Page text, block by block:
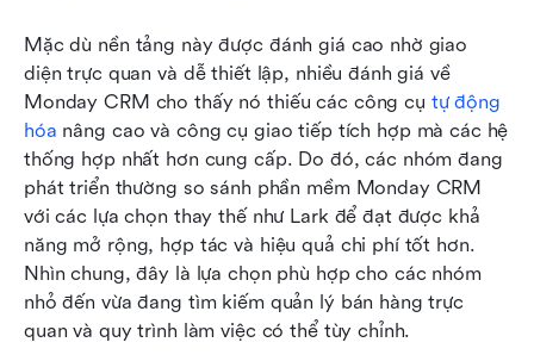
Mặc dù nền tảng này được đánh giá cao nhờ giao
diện trực quan và dễ thiết lập, nhiều đánh giá về
Monday CRM cho thấy nó thiếu các công cụ tự động
hóa nâng cao và công cụ giao tiếp tích hợp mà các hệ
thống hợp nhất hơn cung cấp. Do đó, các nhóm đang
phát triển thường so sánh phần mềm Monday CRM
với các lựa chọn thay thế như Lark để đạt được khả
năng mở rộng, hợp tác và hiệu quả chi phí tốt hơn.
Nhìn chung, đây là lựa chọn phù hợp cho các nhóm
nhỏ đến vừa đang tìm kiếm quản lý bán hàng trực
quan và quy trình làm việc có thể tùy chỉnh.